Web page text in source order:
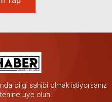
bilgi sahibi olmak istiyorsanız
üye olun.